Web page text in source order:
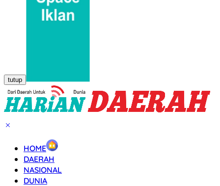
tutup
HOME
DAERAH
NASIONAL
DUNIA